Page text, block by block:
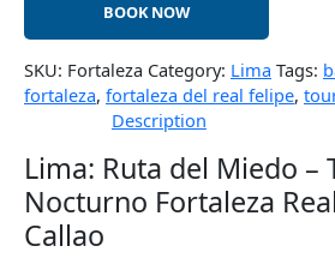
BOOK NOW
SKU: Fortaleza Category: Lima Tags:
fortaleza, fortaleza del real felipe,
Description
Lima: Ruta del Miedo –
Nocturno Fortaleza
Callao